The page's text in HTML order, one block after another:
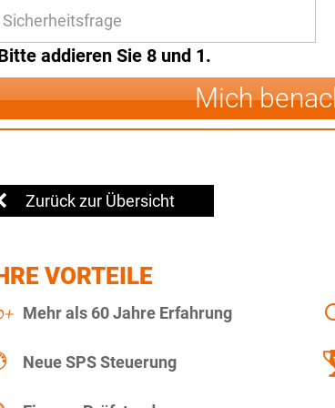
addieren Sie 8 und 1.
Mich
Zurück zur Übersicht
VORTEILE
Mehr als 60 Jahre Erfahrung
Neue SPS Steuerung